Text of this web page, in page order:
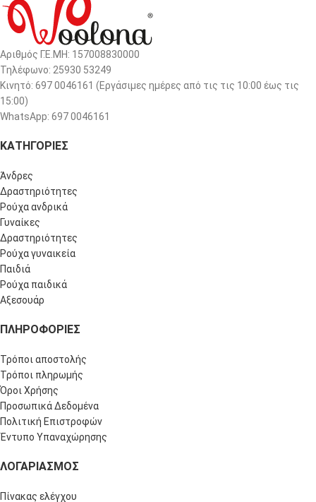
Αριθμός Γ.Ε.ΜΗ: 157008830000
Τηλέφωνο: 25930 53249
Κινητό: 697 0046161 (Eργάσιμες ημέρες από τις τις 10:00 έως τις
15:00)
WhatsApp: 697 0046161
ΚΑΤΗΓΟΡΙΕΣ
Άνδρες
Δραστηριότητες
Ρούχα ανδρικά
Γυναίκες
Δραστηριότητες
Ρούχα γυναικεία
Παιδιά
Ρούχα παιδικά
Αξεσουάρ
ΠΛΗΡΟΦΟΡΊΕΣ
Τρόποι αποστολής
Τρόποι πληρωμής
Όροι Χρήσης
Προσωπικά Δεδομένα
Πολιτική Επιστροφών
Έντυπο Υπαναχώρησης
ΛΟΓΑΡΙΑΣΜΌΣ
Πίνακας ελέγχου